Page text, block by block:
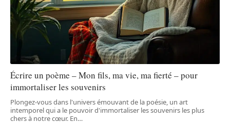
Écrire un poème – Mon fils, ma vie, ma fierté – pour
immortaliser les souvenirs
Plongez-vous dans l'univers émouvant de la poésie, un art
intemporel qui a le pouvoir d'immortaliser les souvenirs les plus
chers à notre cœur. En…